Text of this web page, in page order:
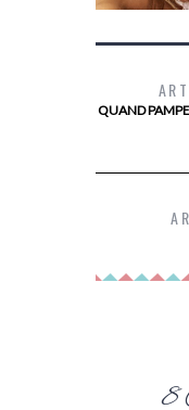
QUAND
8